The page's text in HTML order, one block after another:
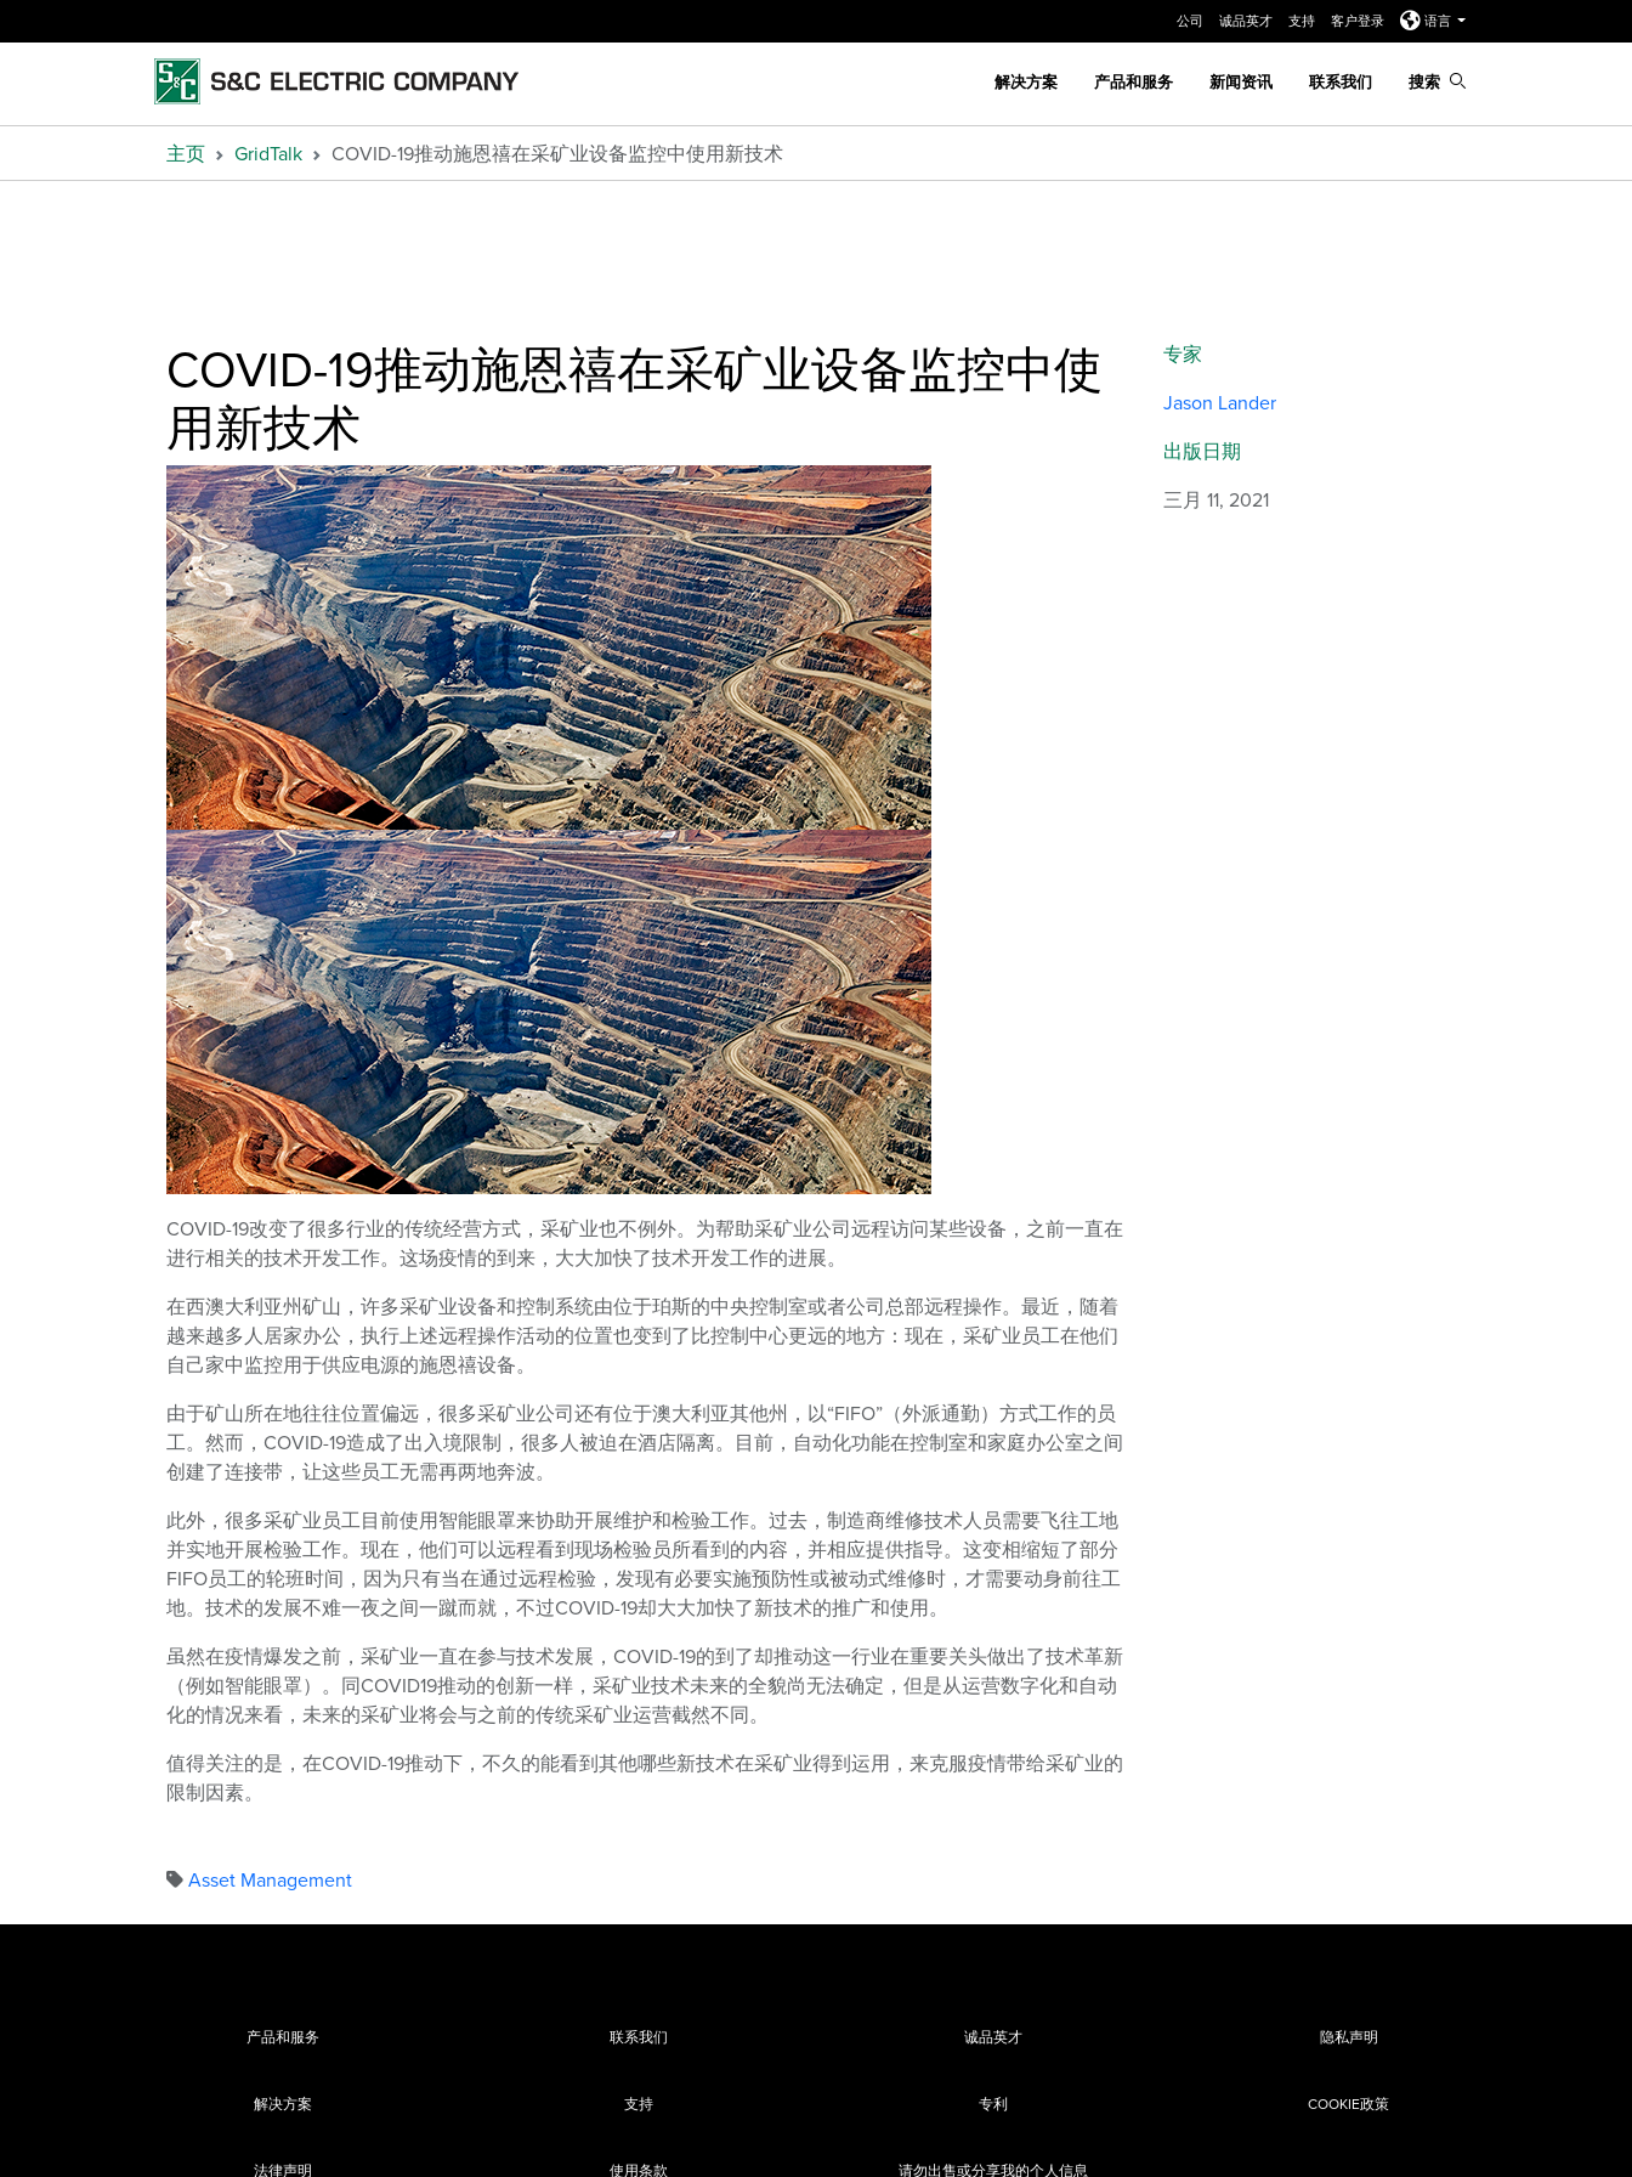
公司 诚品英才 支持 客户登录 语言
解决方案 产品和服务 新闻资讯 联系我们 搜索
主页 GridTalk COVID-19推动施恩禧在采矿业设备监控中使用新技术
COVID-19推动施恩禧在采矿业设备监控中使
用新技术
COVID-19改变了很多行业的传统经营方式，采矿业也不例外。为帮助采矿业公司远程访问某些设备，之前一直在
进行相关的技术开发工作。这场疫情的到来，大大加快了技术开发工作的进展。
在西澳大利亚州矿山，许多采矿业设备和控制系统由位于珀斯的中央控制室或者公司总部远程操作。最近，随着
越来越多人居家办公，执行上述远程操作活动的位置也变到了比控制中心更远的地方：现在，采矿业员工在他们
自己家中监控用于供应电源的施恩禧设备。
由于矿山所在地往往位置偏远，很多采矿业公司还有位于澳大利亚其他州，以“FIFO”（外派通勤）方式工作的员
工。然而，COVID-19造成了出入境限制，很多人被迫在酒店隔离。目前，自动化功能在控制室和家庭办公室之间
创建了连接带，让这些员工无需再两地奔波。
此外，很多采矿业员工目前使用智能眼罩来协助开展维护和检验工作。过去，制造商维修技术人员需要飞往工地
并实地开展检验工作。现在，他们可以远程看到现场检验员所看到的内容，并相应提供指导。这变相缩短了部分
FIFO员工的轮班时间，因为只有当在通过远程检验，发现有必要实施预防性或被动式维修时，才需要动身前往工
地。技术的发展不难一夜之间一蹴而就，不过COVID-19却大大加快了新技术的推广和使用。
虽然在疫情爆发之前，采矿业一直在参与技术发展，COVID-19的到了却推动这一行业在重要关头做出了技术革新
（例如智能眼罩）。同COVID19推动的创新一样，采矿业技术未来的全貌尚无法确定，但是从运营数字化和自动
化的情况来看，未来的采矿业将会与之前的传统采矿业运营截然不同。
值得关注的是，在COVID-19推动下，不久的能看到其他哪些新技术在采矿业得到运用，来克服疫情带给采矿业的
限制因素。
Asset Management
专家
Jason Lander
出版日期
三月 11, 2021
产品和服务
解决方案
联系我们
支持
诚品英才
专利
隐私声明
COOKIE政策
法律声明 使用条款 请勿出售或分享我的个人信息